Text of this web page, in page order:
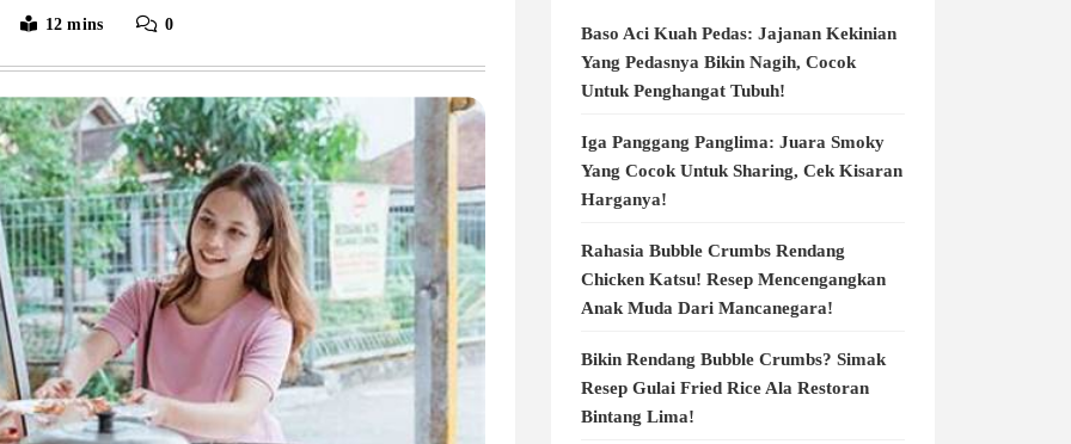
12 mins 0
Baso Aci Kuah Pedas: Jajanan Kekinian
Yang Pedasnya Bikin Nagih, Cocok
Untuk Penghangat Tubuh!
Iga Panggang Panglima: Juara Smoky
Yang Cocok Untuk Sharing, Cek Kisaran
Harganya!
Rahasia Bubble Crumbs Rendang
Chicken Katsu! Resep Mencengangkan
Anak Muda Dari Mancanegara!
Bikin Rendang Bubble Crumbs? Simak
Resep Gulai Fried Rice Ala Restoran
Bintang Lima!